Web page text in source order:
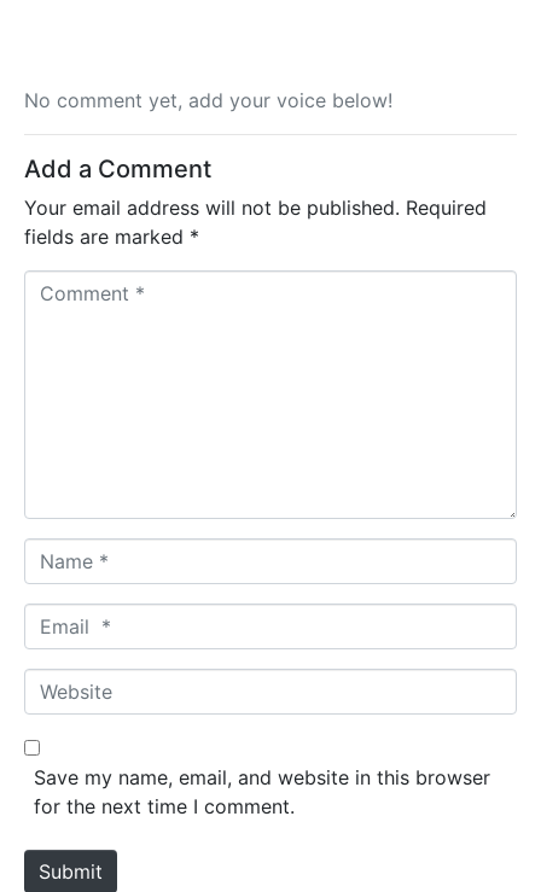
No comment yet, add your voice below!
Add a Comment
Your email address will not be published. Required
fields are marked *
a
m
*
m
a
*
W
e
b
e
Save my name, email, and website in this browser
for the next time I comment.
Submit